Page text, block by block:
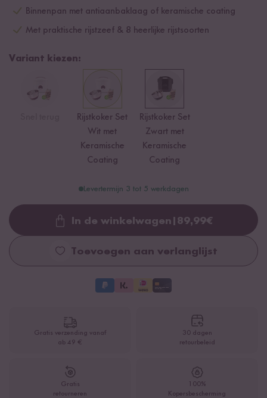
Binnenpan met antiaanbaklaag of keramische coating
Met praktische rijstzeef & 8 heerlijke rijstsoorten
Variant kiezen:
Rijstkoker Set
Wit met
Keramische
Coating
Rijstkoker Set
Zwart met
Keramische
Coating
Levertermijn 3 tot 5 werkdagen
Loading...
In de winkelwagen 89,99€
Toevoegen aan verlanglijst
Gratis verzending vanaf
ab 49 €
30 dagen
retourbeleid
Gratis
retourneren
100%
Kopersbescherming